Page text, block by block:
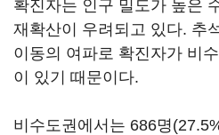
확진자는 인구 밀도가 높은
재확산이 우려되고 있다. 추
이동의 여파로 확진자가 비
이 있기 때문이다.
비수도권에서는 686명